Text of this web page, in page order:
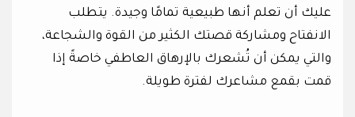
عليك أن تعلم أنها طبيعية تمامًا وجيدة. يتطلب
الانفتاح ومشاركة قصتك الكثير من القوة والشجاعة،
والتي يمكن أن تُشعرك بالإرهاق العاطفي خاصةً إذا
قمت بقمع مشاعرك لفترة طويلة.